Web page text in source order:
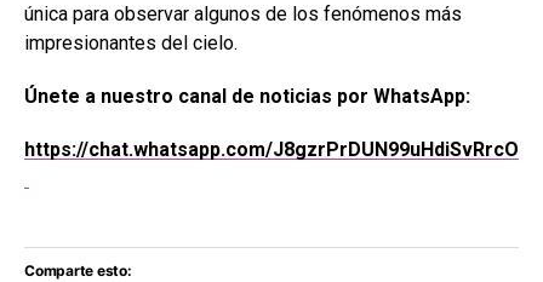
única para observar algunos de los fenómenos más
impresionantes del cielo.
Únete a nuestro canal de noticias por WhatsApp:
https://chat.whatsapp.com/J8gzrPrDUN99uHdiSvRrcO
Comparte esto: